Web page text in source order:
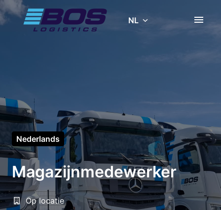
Overslaan
naar
Homepagina NL
Nederlands
Magazijnmedewerker
Op locatie